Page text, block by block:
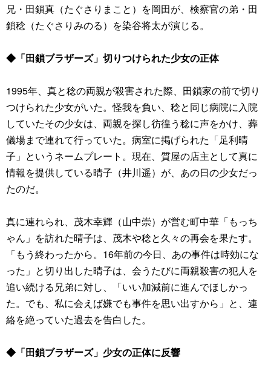
兄・田鎖真（たぐさりまこと）を岡田が、検察官の弟・田
鎖稔（たぐさりみのる）を染谷将太が演じる。
◆「田鎖ブラザーズ」切りつけられた少女の正体
1995年、真と稔の両親が殺害された際、田鎖家の前で切り
つけられた少女がいた。怪我を負い、稔と同じ病院に入院
していたその少女は、両親を探し彷徨う稔に声をかけ、葬
儀場まで連れて行っていた。病室に掲げられた「足利晴
子」というネームプレート。現在、質屋の店主として真に
情報を提供している晴子（井川遥）が、あの日の少女だっ
たのだ。
真に連れられ、茂木幸輝（山中崇）が営む町中華「もっち
ゃん」を訪れた晴子は、茂木や稔と久々の再会を果たす。
「もう終わったから。16年前の今日、あの事件は時効にな
った」と切り出した晴子は、会うたびに両親殺害の犯人を
追い続ける兄弟に対し、「いい加減前に進んでほしかっ
た。でも、私に会えば嫌でも事件を思い出すから」と、連
絡を絶っていた過去を告白した。
◆「田鎖ブラザーズ」少女の正体に反響